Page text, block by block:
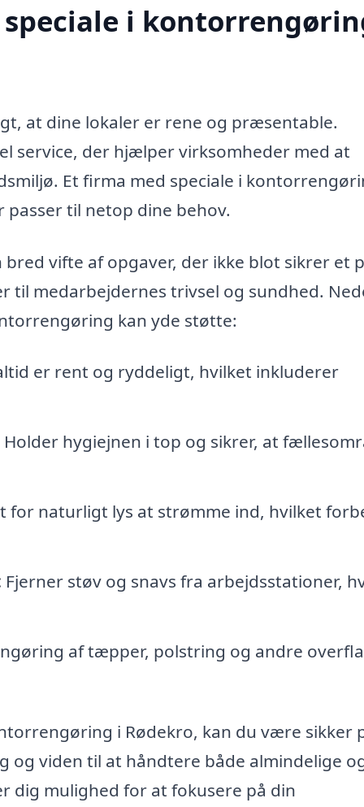
i
at dine lokaler er rene og præsentable.
service, der hjælper virksomheder med at
Et firma med speciale i
til netop dine behov.
vifte af opgaver, der ikke blot sikrer et
til medarbejdernes trivsel og sundhed.
kan yde støtte:
er rent og ryddeligt, hvilket inkluderer
Holder hygiejnen i top og sikrer, at
for naturligt lys at strømme ind, hvilket
Fjerner støv og snavs fra arbejdsstationer,
af tæpper, polstring og andre
i Rødekro, kan du være sikker
viden til at håndtere både almindelige
dig mulighed for at fokusere på din